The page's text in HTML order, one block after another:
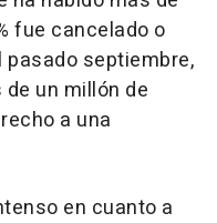
fue cancelado o
septiembre,
un millón de
a una
en cuanto a